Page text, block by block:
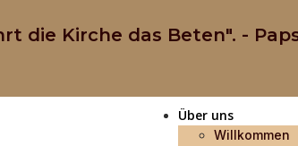
die Kirche das Beten". -
Über uns
Willkommen